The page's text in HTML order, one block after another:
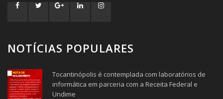
NOTÍCIAS POPULARES
Tocantinópolis é contemplada com laboratórios de
informática em parceria com a Receita Federal e
Undime